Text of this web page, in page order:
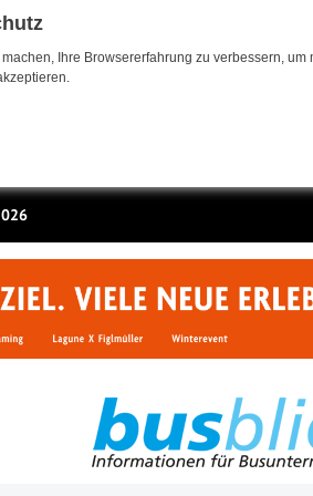
Ihre Browsererfahrung zu verbessern,